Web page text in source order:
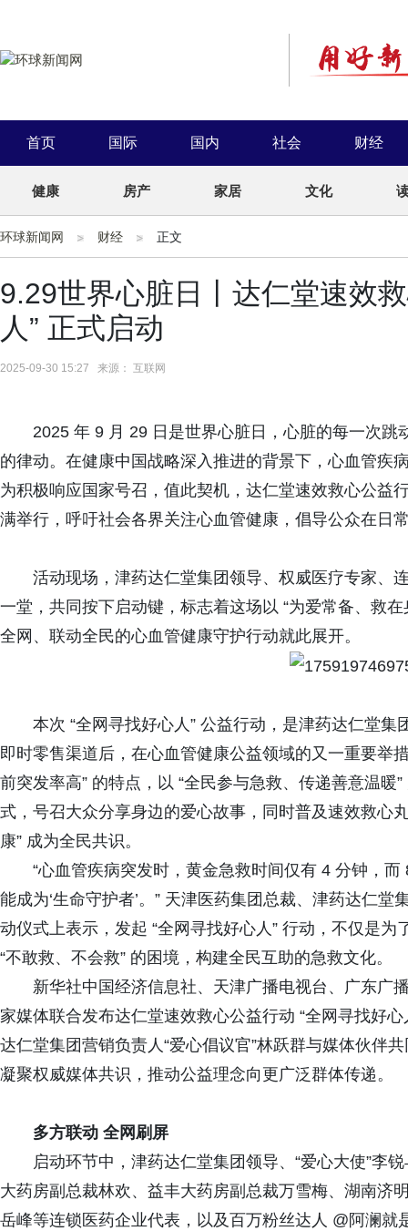
首页 国际 国内 社会 财经
健康 房产 家居 文化
环球新闻网 财经 正文
9.29世界心脏日丨达仁堂速效
人” 正式启动
2025-09-30 15:27 来源： 互联网
2025 年 9 月 29 日是世界心脏日，心脏的每一次
的律动。在健康中国战略深入推进的背景下，心血管疾
为积极响应国家号召，值此契机，达仁堂速效救心公
满举行，呼吁社会各界关注心血管健康，倡导公众在日
活动现场，津药达仁堂集团领导、权威医疗专家、
一堂，共同按下启动键，标志着这场以 “为爱常备、救
全网、联动全民的心血管健康守护行动就此展开。
本次 “全网寻找好心人” 公益行动，是津药达仁堂
即时零售渠道后，在心血管健康公益领域的又一重要举
前突发率高” 的特点，以 “全民参与急救、传递善意温
式，号召大众分享身边的爱心故事，同时普及速效救心
康” 成为全民共识。
“心血管疾病突发时，黄金急救时间仅有 4 分钟，
能成为‘生命守护者’。” 天津医药集团总裁、津药达仁
动仪式上表示，发起 “全网寻找好心人” 行动，不仅是
“不敢救、不会救” 的困境，构建全民互助的急救文化。
新华社中国经济信息社、天津广播电视台、广东广
家媒体联合发布达仁堂速效救心公益行动 “全网寻找好
达仁堂集团营销负责人“爱心倡议官”林跃群与媒体伙伴
凝聚权威媒体共识，推动公益理念向更广泛群体传递。
多方联动 全网刷屏
启动环节中，津药达仁堂集团领导、“爱心大使”李
大药房副总裁林欢、益丰大药房副总裁万雪梅、湖南济
岳峰等连锁医药企业代表，以及百万粉丝达人 @阿澜就